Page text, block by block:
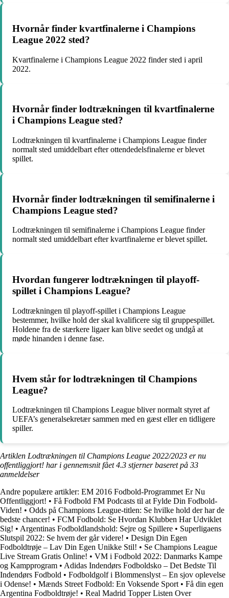
Hvornår finder kvartfinalerne i Champions
League 2022 sted?
Kvartfinalerne i Champions League 2022 finder sted i april
2022.
Hvornår finder lodtrækningen til kvartfinalerne
i Champions League sted?
Lodtrækningen til kvartfinalerne i Champions League finder
normalt sted umiddelbart efter ottendedelsfinalerne er blevet
spillet.
Hvornår finder lodtrækningen til semifinalerne i
Champions League sted?
Lodtrækningen til semifinalerne i Champions League finder
normalt sted umiddelbart efter kvartfinalerne er blevet spillet.
Hvordan fungerer lodtrækningen til playoff-
spillet i Champions League?
Lodtrækningen til playoff-spillet i Champions League
bestemmer, hvilke hold der skal kvalificere sig til gruppespillet.
Holdene fra de stærkere ligaer kan blive seedet og undgå at
møde hinanden i denne fase.
Hvem står for lodtrækningen til Champions
League?
Lodtrækningen til Champions League bliver normalt styret af
UEFA’s generalsekretær sammen med en gæst eller en tidligere
spiller.
Artiklen Lodtrækningen til Champions League 2022/2023 er nu
offentliggjort! har i gennemsnit fået4.3 stjerner baseret på 33
anmeldelser
Andre populære artikler: EM 2016 Fodbold-Programmet Er Nu
Offentliggjort! • Få Fodbold FM Podcasts til at Fylde Din Fodbold-
Viden! • Odds på Champions League-titlen: Se hvilke hold der har de
bedste chancer! • FCM Fodbold: Se Hvordan Klubben Har Udviklet
Sig! • Argentinas Fodboldlandshold: Sejre og Spillere • Superligaens
Slutspil 2022: Se hvem der går videre! • Design Din Egen
Fodboldtrøje – Lav Din Egen Unikke Stil! • Se Champions League
Live Stream Gratis Online! • VM i Fodbold 2022: Danmarks Kampe
og Kampprogram • Adidas Indendørs Fodboldsko – Det Bedste Til
Indendørs Fodbold • Fodboldgolf i Blommenslyst – En sjov oplevelse
i Odense! • Mænds Street Fodbold: En Voksende Sport • Få din egen
Argentina Fodboldtrøje! • Real Madrid Topper Listen Over